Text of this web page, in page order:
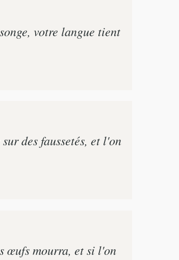
votre langue tient
des faussetés, et l'on
œufs mourra, et si l'on